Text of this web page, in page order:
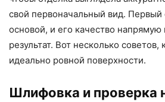
свой первоначальный вид. Первый
основой, и его качество
результат. Вот несколько советов,
идеально ровной поверхности.
Шлифовка и проверка